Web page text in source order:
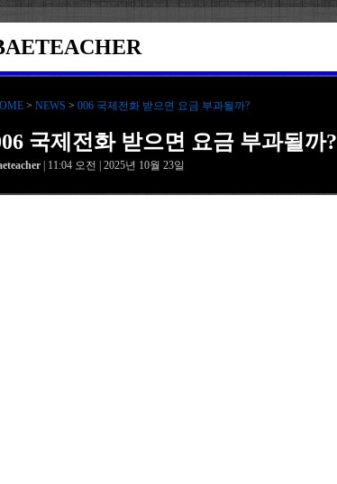
> NEWS > 006 국제전화 받으면 요금 부과될까?
국제전화 받으면 요금 부과될까?
| 11:04 오전 | 2025년 10월 23일